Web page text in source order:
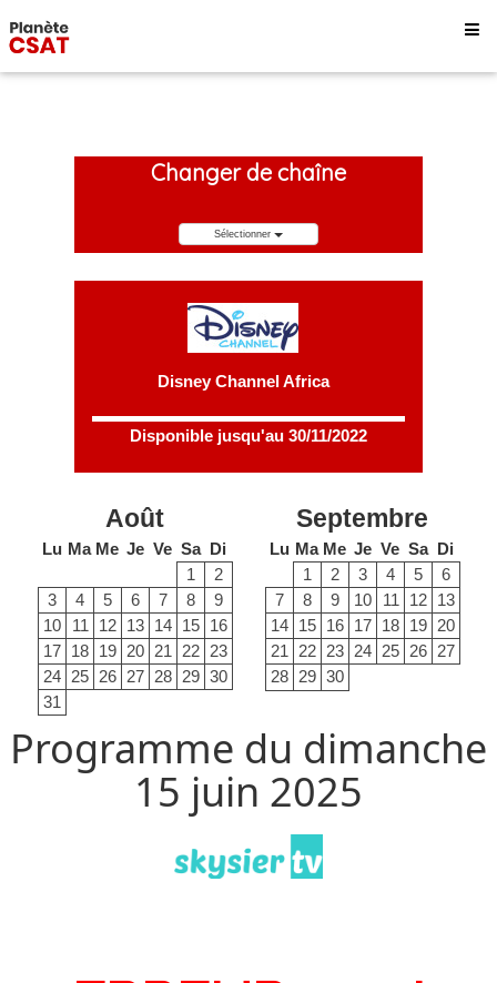
Changer de chaîne
Sélectionner
Disney Channel Africa
Disponible jusqu'au 30/11/2022
Août
Lu Ma Me Je Ve Sa Di
1
2
3
4 5 6 7 8
9
10
11 12 13 14 15 16
17 18 19 20 21 22 23
24 25 26 27 28 29 30
31
Septembre
Lu Ma Me Je Ve Sa Di
1
2 3 4 5
6
7
8 9 10 11 12 13
14 15 16 17 18 19 20
21
22 23 24 25 26 27
28 29 30
Programme du dimanche
15 juin 2025